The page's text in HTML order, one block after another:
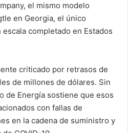
, el mismo modelo
en Georgia, el único
completado en Estados
criticado por retrasos de
de millones de dólares. Sin
de Energía sostiene que esos
con fallas de
en la cadena de suministro y